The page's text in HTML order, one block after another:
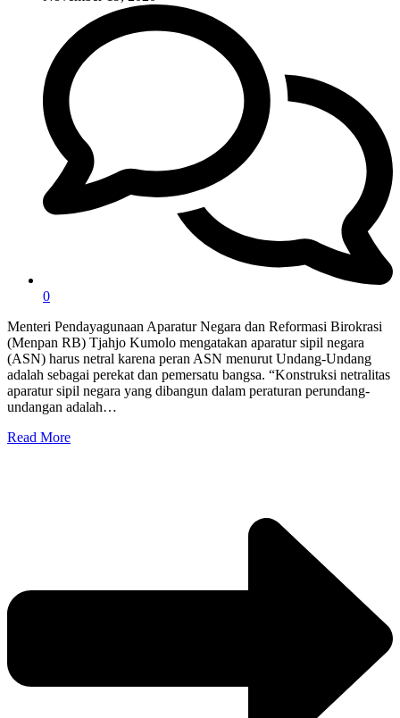
0
Menteri Pendayagunaan Aparatur Negara dan Reformasi Birokrasi
(Menpan RB) Tjahjo Kumolo mengatakan aparatur sipil negara
(ASN) harus netral karena peran ASN menurut Undang-Undang
adalah sebagai perekat dan pemersatu bangsa. “Konstruksi netralitas
aparatur sipil negara yang dibangun dalam peraturan perundang-
undangan adalah…
Read More